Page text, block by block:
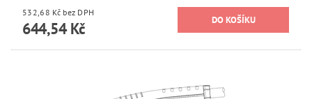
532,68 Kč bez DPH
644,54 Kč